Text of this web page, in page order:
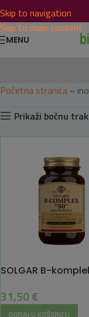
Skip to navigation
Skip to main content
MENU
Početna stranica »
Prikaži bočnu
SOLGAR B-
31,50 €
DODAJ U KOŠARICU